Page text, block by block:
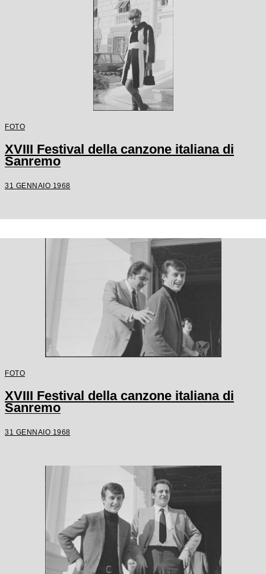
FOTO
XVIII Festival della canzone italiana di
Sanremo
31 GENNAIO 1968
FOTO
XVIII Festival della canzone italiana di
Sanremo
31 GENNAIO 1968